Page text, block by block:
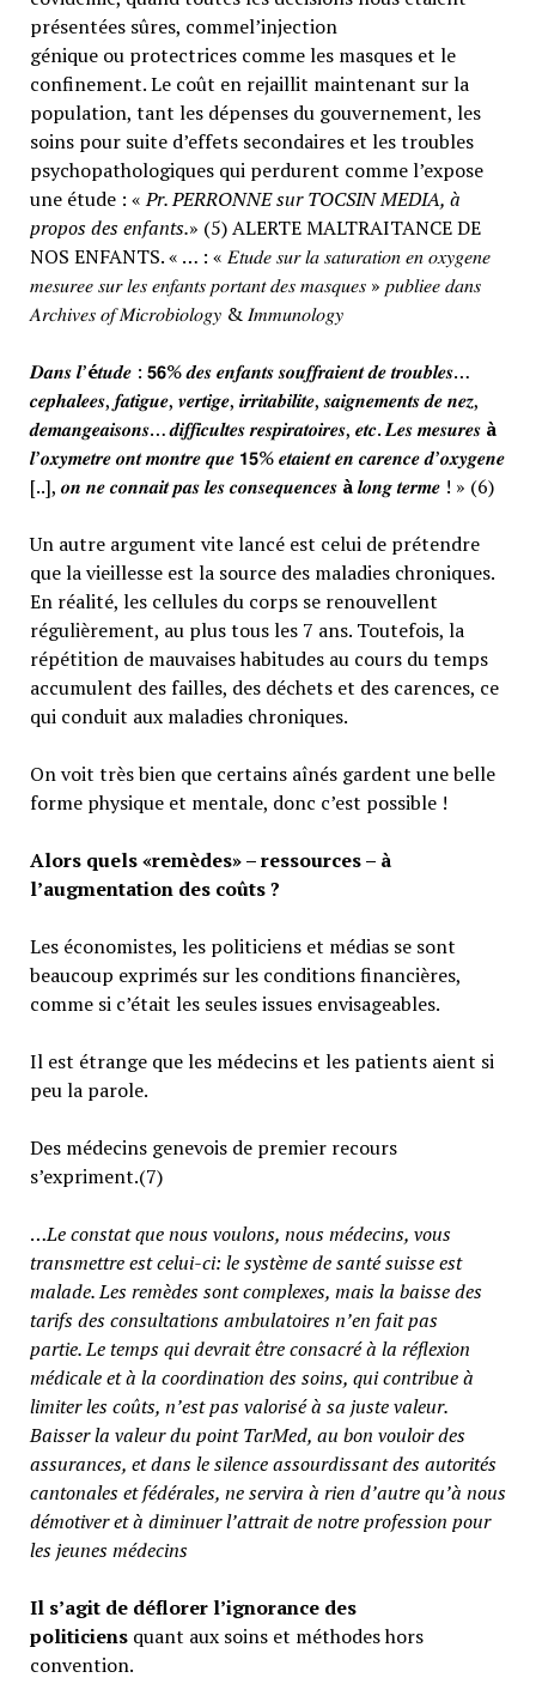
présentées sûres, commel’injection
génique ou protectrices comme les masques et le
confinement. Le coût en rejaillit maintenant sur la
population, tant les dépenses du gouvernement, les
soins pour suite d’effets secondaires et les troubles
psychopathologiques qui perdurent comme l’expose
une étude : «Pr. PERRONNE sur TOCSIN MEDIA, à
propos des enfants.» (5) ALERTE MALTRAITANCE DE
NOS ENFANTS. « … : « 𝐸𝑡𝑢𝑑𝑒 𝑠𝑢𝑟 𝑙𝑎 𝑠𝑎𝑡𝑢𝑟𝑎𝑡𝑖𝑜𝑛 𝑒𝑛 𝑜𝑥𝑦𝑔𝑒𝑛𝑒
𝑚𝑒𝑠𝑢𝑟𝑒𝑒 𝑠𝑢𝑟 𝑙𝑒𝑠 𝑒𝑛𝑓𝑎𝑛𝑡𝑠 𝑝𝑜𝑟𝑡𝑎𝑛𝑡 𝑑𝑒𝑠 𝑚𝑎𝑠𝑞𝑢𝑒𝑠 » 𝑝𝑢𝑏𝑙𝑖𝑒𝑒 𝑑𝑎𝑛𝑠
𝐴𝑟𝑐ℎ𝑖𝑣𝑒𝑠 𝑜𝑓 𝑀𝑖𝑐𝑟𝑜𝑏𝑖𝑜𝑙𝑜𝑔𝑦 & 𝐼𝑚𝑚𝑢𝑛𝑜𝑙𝑜𝑔𝑦
𝑫𝒂𝒏𝒔 𝒍’é𝒕𝒖𝒅𝒆 : 𝟱𝟲% 𝒅𝒆𝒔 𝒆𝒏𝒇𝒂𝒏𝒕𝒔 𝒔𝒐𝒖𝒇𝒇𝒓𝒂𝒊𝒆𝒏𝒕 𝒅𝒆 𝒕𝒓𝒐𝒖𝒃𝒍𝒆𝒔…
𝒄𝒆𝒑𝒉𝒂𝒍𝒆𝒆𝒔, 𝒇𝒂𝒕𝒊𝒈𝒖𝒆, 𝒗𝒆𝒓𝒕𝒊𝒈𝒆, 𝒊𝒓𝒓𝒊𝒕𝒂𝒃𝒊𝒍𝒊𝒕𝒆, 𝒔𝒂𝒊𝒈𝒏𝒆𝒎𝒆𝒏𝒕𝒔 𝒅𝒆 𝒏𝒆𝒛,
𝒅𝒆𝒎𝒂𝒏𝒈𝒆𝒂𝒊𝒔𝒐𝒏𝒔… 𝒅𝒊𝒇𝒇𝒊𝒄𝒖𝒍𝒕𝒆𝒔 𝒓𝒆𝒔𝒑𝒊𝒓𝒂𝒕𝒐𝒊𝒓𝒆𝒔, 𝒆𝒕𝒄. 𝑳𝒆𝒔 𝒎𝒆𝒔𝒖𝒓𝒆𝒔 à
𝒍’𝒐𝒙𝒚𝒎𝒆𝒕𝒓𝒆 𝒐𝒏𝒕 𝒎𝒐𝒏𝒕𝒓𝒆 𝒒𝒖𝒆 𝟭𝟱% 𝒆𝒕𝒂𝒊𝒆𝒏𝒕 𝒆𝒏 𝒄𝒂𝒓𝒆𝒏𝒄𝒆 𝒅’𝒐𝒙𝒚𝒈𝒆𝒏𝒆
[..], 𝒐𝒏 𝒏𝒆 𝒄𝒐𝒏𝒏𝒂𝒊𝒕 𝒑𝒂𝒔 𝒍𝒆𝒔 𝒄𝒐𝒏𝒔𝒆𝒒𝒖𝒆𝒏𝒄𝒆𝒔 à𝒍𝒐𝒏𝒈 𝒕𝒆𝒓𝒎𝒆 ! » (6)
Un autre argument vite lancé est celui de prétendre
que la vieillesse est la source des maladies chroniques.
En réalité, les cellules du corps se renouvellent
régulièrement, au plus tous les 7 ans. Toutefois, la
répétition de mauvaises habitudes au cours du temps
accumulent des failles, des déchets et des carences, ce
qui conduit aux maladies chroniques.
On voit très bien que certains aînés gardent une belle
forme physique et mentale, donc c’est possible !
Alors quels «remèdes» – ressources – à
l’augmentation des coûts ?
Les économistes, les politiciens et médias se sont
beaucoup exprimés sur les conditions financières,
comme si c’était les seules issues envisageables.
Il est étrange que les médecins et les patients aient si
peu la parole.
Des médecins genevois de premier recours
s’expriment.(7)
…Le constat que nous voulons, nous médecins, vous
transmettre est celui-ci: le système de santé suisse est
malade. Les remèdes sont complexes, mais la baisse des
tarifs des consultations ambulatoires n’en fait pas
partie.Le temps qui devrait être consacré à la réflexion
médicale et à la coordination des soins, qui contribue à
limiter les coûts, n’est pas valorisé à sa juste valeur.
Baisser la valeur du point TarMed, au bon vouloir des
assurances, et dans le silence assourdissant des autorités
cantonales et fédérales, ne servira à rien d’autre qu’à nous
démotiver et à diminuer l’attrait de notre profession pour
les jeunes médecins
Il s’agit de déflorer l’ignorance des
politiciensquant aux soins et méthodes hors
convention.